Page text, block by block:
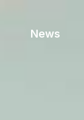
News